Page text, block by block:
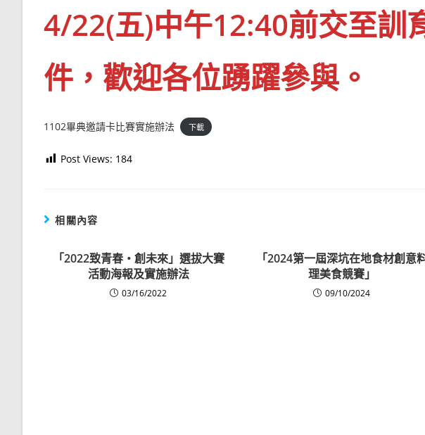
4/22(五)中午12:40前交至訓
件，歡迎各位踴躍參與。
1102畢典邀請卡比賽實施辦法 下載
Post Views: 184
相關內容
「2022致青春‧創未來」選拔大賽
活動海報及實施辦法
03/16/2022
「2024第一屆深坑在地食材創意
理美食競賽」
09/10/2024